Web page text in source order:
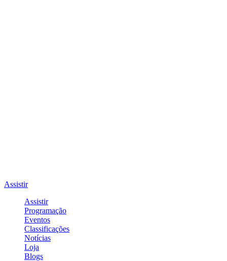
Assistir
Assistir
Programação
Eventos
Classificações
Notícias
Loja
Blogs